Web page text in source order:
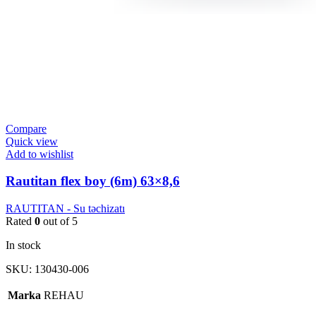
Compare
Quick view
Add to wishlist
Rautitan flex boy (6m) 63×8,6
RAUTITAN - Su təchizatı
Rated 0 out of 5
In stock
SKU: 130430-006
Marka REHAU